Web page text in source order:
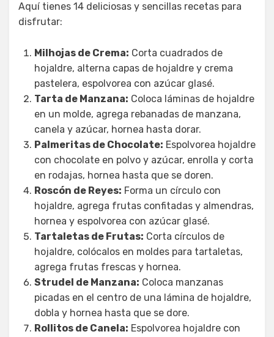
Aquí tienes 14 deliciosas y sencillas recetas para
disfrutar:
Milhojas de Crema: Corta cuadrados de
hojaldre, alterna capas de hojaldre y crema
pastelera, espolvorea con azúcar glasé.
Tarta de Manzana: Coloca láminas de hojaldre
en un molde, agrega rebanadas de manzana,
canela y azúcar, hornea hasta dorar.
Palmeritas de Chocolate: Espolvorea hojaldre
con chocolate en polvo y azúcar, enrolla y corta
en rodajas, hornea hasta que se doren.
Roscón de Reyes: Forma un círculo con
hojaldre, agrega frutas confitadas y almendras,
hornea y espolvorea con azúcar glasé.
Tartaletas de Frutas: Corta círculos de
hojaldre, colócalos en moldes para tartaletas,
agrega frutas frescas y hornea.
Strudel de Manzana: Coloca manzanas
picadas en el centro de una lámina de hojaldre,
dobla y hornea hasta que se dore.
Rollitos de Canela: Espolvorea hojaldre con